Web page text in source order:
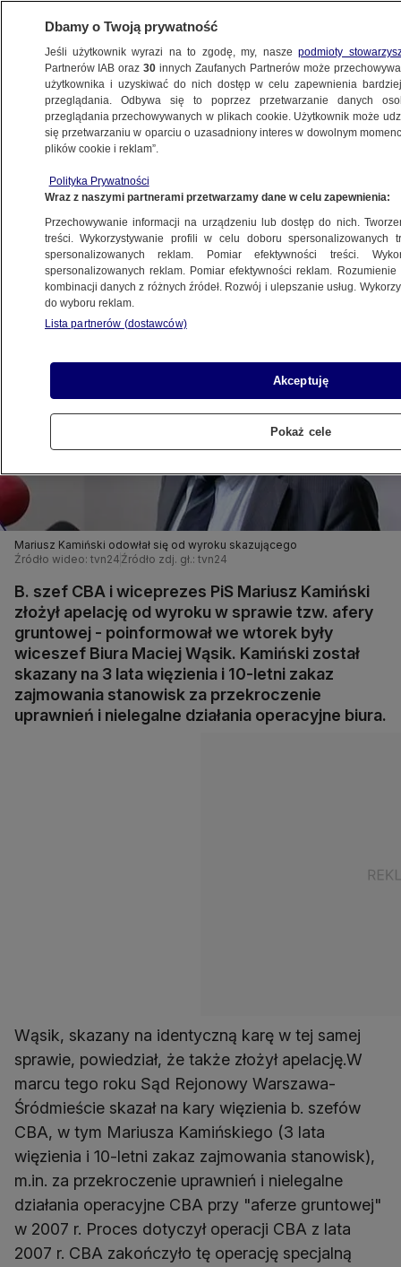
POLSKA
ws. afery gruntowej
4.11.2015, 06:20
Udostępnij
Mariusz Kamiński odowłał się od wyroku skazującego
Źródło wideo: tvn24 Źródło zdj. gł.: tvn24
B. szef CBA i wiceprezes PiS Mariusz Kamiński
złożył apelację od wyroku w sprawie tzw. afery
gruntowej - poinformował we wtorek były
wiceszef Biura Maciej Wąsik. Kamiński został
skazany na 3 lata więzienia i 10-letni zakaz
zajmowania stanowisk za przekroczenie
uprawnień i nielegalne działania operacyjne biura.
Wąsik, skazany na identyczną karę w tej samej
sprawie, powiedział, że także złożył apelację.W
marcu tego roku Sąd Rejonowy Warszawa-
Śródmieście skazał na kary więzienia b. szefów
CBA, w tym Mariusza Kamińskiego (3 lata
więzienia i 10-letni zakaz zajmowania stanowisk),
m.in. za przekroczenie uprawnień i nielegalne
działania operacyjne CBA przy "aferze gruntowej"
w 2007 r. Proces dotyczył operacji CBA z lata
2007 r. CBA zakończyło tę operację specjalną
Dbamy o Twoją prywatność
Jeśli użytkownik wyrazi na to zgodę, my, naszepodmioty
Partnerów IAB oraz30 innych Zaufanych Partnerów może
użytkownika i uzyskiwać do nich dostęp w celu zapewnienia
przeglądania. Odbywa się to poprzez przetwarzanie danych
przeglądania przechowywanych w plikach cookie. Użytkownik może
się przetwarzaniu w oparciu o uzasadniony interes w dowolnym
plików cookie i reklam”.
Polityka Prywatności
Wraz z naszymi partnerami przetwarzamy dane w celu zapewnienia:
Przechowywanie informacji na urządzeniu lub dostęp do nich.
treści. Wykorzystywanie profili w celu doboru spersonalizowanych
spersonalizowanych reklam. Pomiar efektywności treści.
spersonalizowanych reklam. Pomiar efektywności reklam.
kombinacji danych z różnych źródeł. Rozwój i ulepszanie usług.
do wyboru reklam.
Lista partnerów (dostawców)
Akceptuję
Pokaż cele